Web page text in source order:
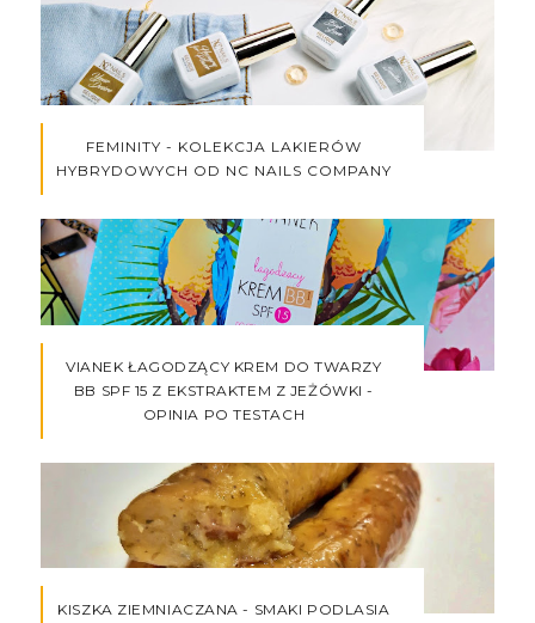
FEMINITY - KOLEKCJA LAKIERÓW
HYBRYDOWYCH OD NC NAILS COMPANY
VIANEK ŁAGODZĄCY KREM DO TWARZY
BB SPF 15 Z EKSTRAKTEM Z JEŻÓWKI -
OPINIA PO TESTACH
KISZKA ZIEMNIACZANA - SMAKI PODLASIA